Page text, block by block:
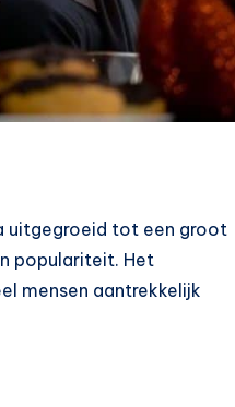
uitgegroeid tot een groot
populariteit. Het
mensen aantrekkelijk